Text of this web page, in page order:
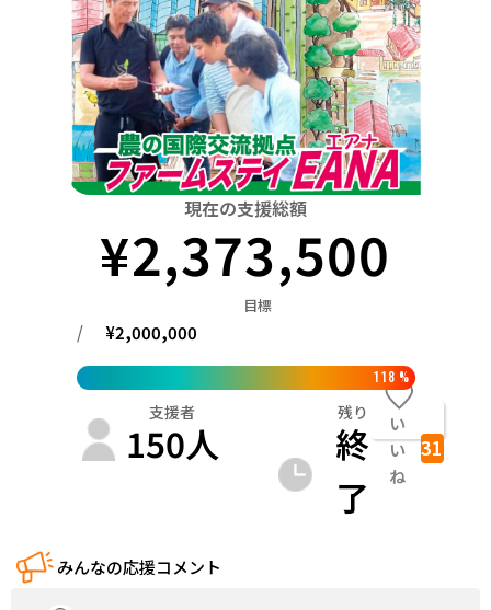
九州・沖縄
富山 石川 福井 山梨 長野
滋賀 京都 大阪 兵庫 奈良
島根 岡山 広島 山口
愛媛 高知
佐賀 長崎 熊本 大分 宮崎
現在の支援総額
¥2,373,500
目標
/ ¥2,000,000
118 %
支援者
150人
残り
終
了
い
い
ね
31
みんなの応援コメント